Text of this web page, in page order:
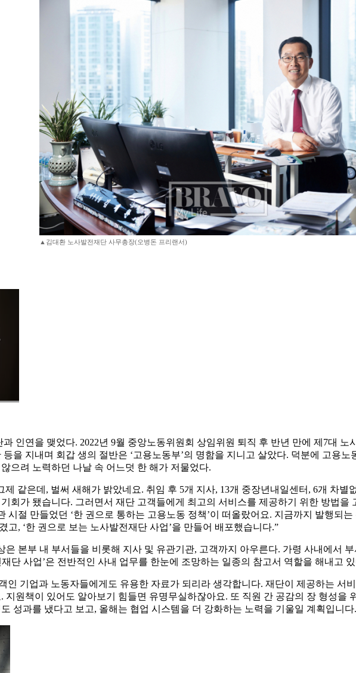
▲김대환 노사발전재단 사무총장(오병돈 프리랜서)
인연을 맺었다. 2022년 9월 중앙노동위원회 상임위원 퇴직 후 반년 만에 제7대
을 지내며 회갑 생의 절반은 ‘고용노동부’의 명함을 지니고 살았다. 덕분에 고용
으려 노력하던 나날 속 어느덧 한 해가 저물었다.
같은데, 벌써 새해가 밝았네요. 취임 후 5개 지사, 13개 중장년내일센터, 6개 차
회가 됐습니다. 그러면서 재단 고객들에게 최고의 서비스를 제공하기 위한 방법을
시절 만들었던 ‘한 권으로 통하는 고용노동 정책’이 떠올랐어요. 지금까지 발행되
고, ‘한 권으로 보는 노사발전재단 사업’을 만들어 배포했습니다.”
본부 내 부서들을 비롯해 지사 및 유관기관, 고객까지 아우른다. 가령 사내에서
단 사업’은 전반적인 사내 업무를 한눈에 조망하는 일종의 참고서 역할을 해내고
인 기업과 노동자들에게도 유용한 자료가 되리라 생각합니다. 재단이 제공하는 서
지원책이 있어도 알아보기 힘들면 유명무실하잖아요. 또 직원 간 공감의 장 형성을
성과를 냈다고 보고, 올해는 협업 시스템을 더 강화하는 노력을 기울일 계획입니다